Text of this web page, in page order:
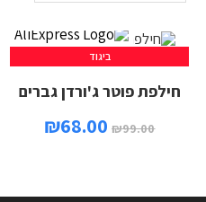
ביגוד
חילפת פוטר ג'ורדן גברים
₪99.00
₪68.00